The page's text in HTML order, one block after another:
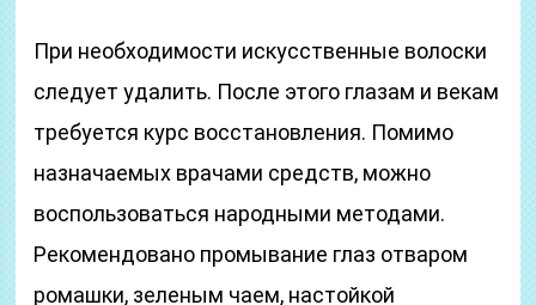
При необходимости искусственные волоски
следует удалить. После этого глазам и векам
требуется курс восстановления. Помимо
назначаемых врачами средств, можно
воспользоваться народными методами.
Рекомендовано промывание глаз отваром
ромашки, зеленым чаем, настойкой